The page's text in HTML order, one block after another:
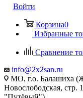
Войти
Корзина0
Избранные
Сравнение
info@2x2san.ru
МО, г.о. Балашиха
Новослободская,